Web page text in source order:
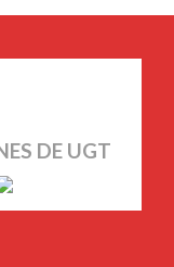
DE UGT